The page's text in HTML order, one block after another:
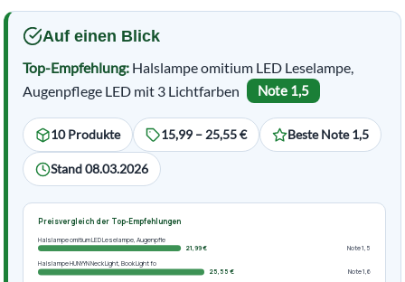
Auf einen Blick
Top-Empfehlung: Halslampe omitium LED Leselampe,
Augenpflege LED mit 3 Lichtfarben
Note 1,5
10 Produkte 15,99 – 25,55 € Beste Note 1,5
Stand 08.03.2026
Preisvergleich der Top-Empfehlungen
Halslampe omitium LED Leselampe, Augenpfle
21,99 €
Note 1,5
Halslampe HUNYYN Neck Light, Book Light fo
25,55 €
Note 1,6